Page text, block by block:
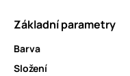
Základní parametry
Barva
Složení